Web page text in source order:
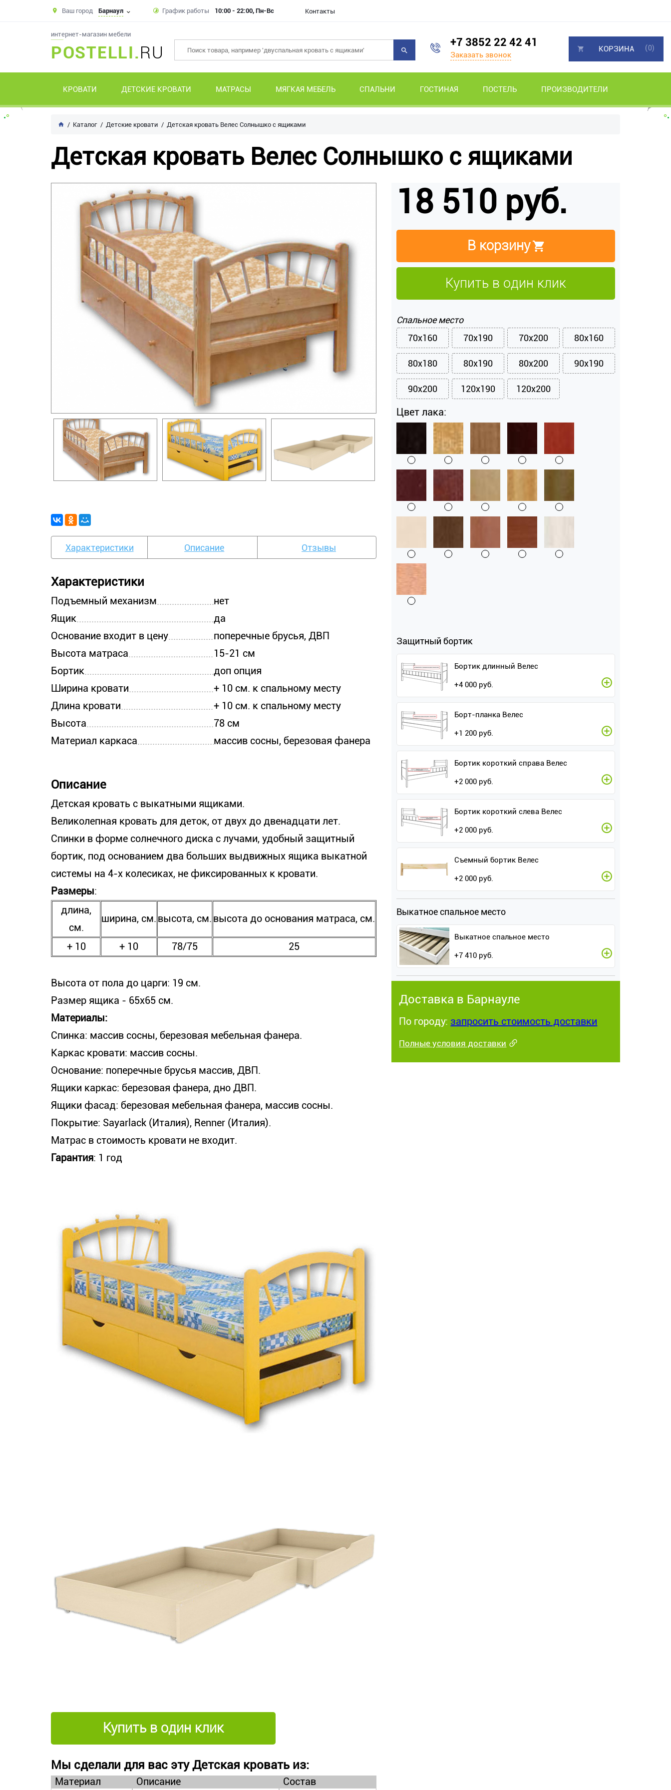
Ваш город Барнаул График работы 10:00 - 22:00, Пн-Вс Контакты
интернет-магазин мебели
POSTELLI.RU
+7 3852 22 42 41
Заказать звонок
КРОВАТИ ДЕТСКИЕ КРОВАТИ МАТРАСЫ МЯГКАЯ МЕБЕЛЬ СПАЛЬНИ ГОСТИНАЯ ПОСТЕЛЬ ПРОИЗВОДИТЕЛИ
КОРЗИНА (0)
Каталог Детские кровати Детская кровать Велес Солнышко с ящиками
Детская кровать Велес Солнышко с ящиками
Характеристики Описание Отзывы
Характеристики
Подъемный механизм
нет
Ящик
да
Основание входит в цену
поперечные брусья, ДВП
Высота матраса
15-21 см
Бортик
доп опция
Ширина кровати
+ 10 см. к спальному месту
Длина кровати
+ 10 см. к спальному месту
Высота
78 см
Материал каркаса
массив сосны, березовая фанера
Описание
Детская кровать с выкатными ящиками.
Великолепная кровать для деток, от двух до двенадцати лет.
Спинки в форме солнечного диска с лучами, удобный защитный
бортик, под основанием два больших выдвижных ящика выкатной
системы на 4-х колесиках, не фиксированных к кровати.
Размеры:
длина,
см.
ширина, см. высота, см. высота до основания матраса, см.
+ 10 + 10 78/75 25
Высота от пола до царги: 19 см.
Размер ящика - 65х65 см.
Материалы:
Спинка: массив сосны, березовая мебельная фанера.
Каркас кровати: массив сосны.
Основание: поперечные брусья массив, ДВП.
Ящики каркас: березовая фанера, дно ДВП.
Ящики фасад: березовая мебельная фанера, массив сосны.
Покрытие: Sayarlack (Италия), Renner (Италия).
Матрас в стоимость кровати не входит.
Гарантия: 1 год
Купить в один клик
Мы сделали для вас эту Детская кровать из:
Материал Описание Состав
18 510 руб.
В корзину
Купить в один клик
Спальное место
70x160
70x190 70x200 80x160
80x180 80x190 80x200 90x190
90x200 120x190 120x200
Цвет лака:
Защитный бортик
Бортик длинный Велес
+4 000 руб.
Борт-планка Велес
+1 200 руб.
Бортик короткий справа Велес
+2 000 руб.
Бортик короткий слева Велес
+2 000 руб.
Съемный бортик Велес
+2 000 руб.
Выкатное спальное место
Выкатное спальное место
+7 410 руб.
Доставка в Барнауле
По городу: запросить стоимость доставки
Полные условия доставки